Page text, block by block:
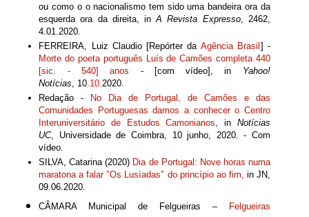
ou como o o nacionalismo tem sido uma bandeira ora da
esquerda ora da direita, inA Revista Expresso, 2462,
4.01.2020.
FERREIRA, Luiz Claudio [Repórter daAgência Brasil ] -
Morte do poeta português Luís de Camões completa 440
[sic. - 540] anos - [com vídeo], in Yahoo!
Notícias
10. 10. 2020.
Redação -
No Dia de Portugal, de Camões e das
Comunidades Portuguesas damos a conhecer o Centro
Interuniversitário de Estudos Camonianos, in Notícias
UC, Universidade de Coimbra, 10 junho, 2020. - Com
vídeo.
SILVA, Catarina (2020) Dia de Portugal: Nove horas numa
maratona a falar ″Os Lusíadas″ do princípio ao fim, in JN,
09.06.2020.
CÂMARA Municipal de Felgueiras – Felgueiras